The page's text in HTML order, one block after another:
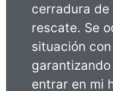
cerradura de
rescate. Se
situación
entrar en mi